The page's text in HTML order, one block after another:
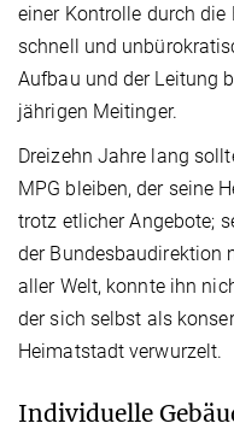
einer Kontrolle durch
schnell und
Aufbau und der Leitung
jährigen Meitinger.
Dreizehn Jahre lang
MPG bleiben, der seine
trotz etlicher Angebote;
der Bundesbaudirektion
aller Welt, konnte ihn
der sich selbst als
Heimatstadt verwurzelt.
Individuelle